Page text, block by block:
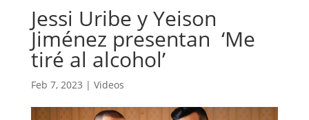
Jessi Uribe y Yeison
Jiménez presentan ‘Me
tiré al alcohol’
Feb 7, 2023 | Videos